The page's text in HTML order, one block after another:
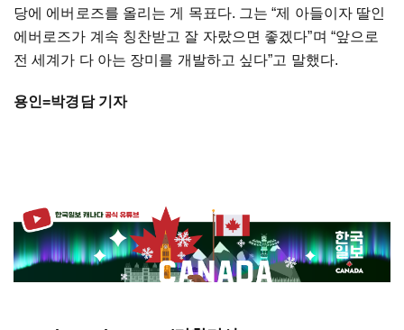
당에 에버로즈를 올리는 게 목표다. 그는 “제 아들이자 딸인
에버로즈가 계속 칭찬받고 잘 자랐으면 좋겠다”며 “앞으로
전 세계가 다 아는 장미를 개발하고 싶다”고 말했다.
용인=박경담 기자